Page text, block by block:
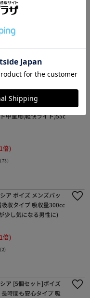
ア ポイズ さらさら素
微量用10cc 30枚 (ふ
アに)
)
(8)
ア 【3個セット】ポイ
中量用(軽快ライト)55c
倍)
(73)
ア ポイズ メンズパッ
吸収タイプ 吸収量300cc
少し気になる男性に)
倍)
(2)
ア [5個セット]ポイズ
長時間も安心タイプ 吸